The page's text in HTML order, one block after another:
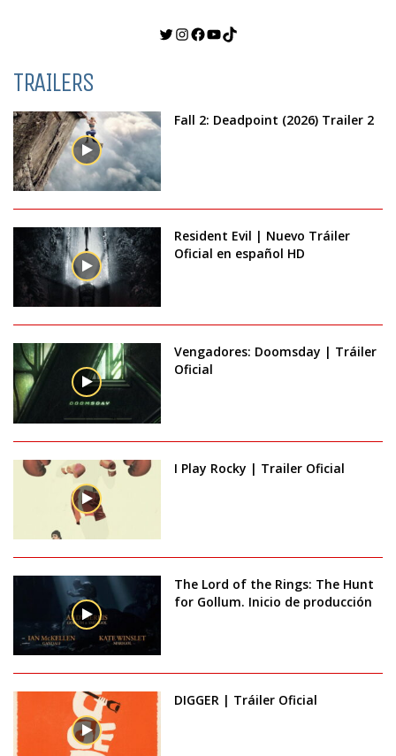
Twitter
Instagram
Facebook
YouTube
TikTok
TRAILERS
Fall 2: Deadpoint (2026) Trailer 2
Resident Evil | Nuevo Tráiler
Oficial en español HD
Vengadores: Doomsday | Tráiler
Oficial
I Play Rocky | Trailer Oficial
The Lord of the Rings: The Hunt
for Gollum. Inicio de producción
DIGGER | Tráiler Oficial